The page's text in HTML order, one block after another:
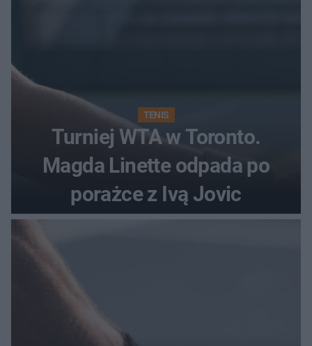
TENIS
Turniej WTA w Toronto.
Magda Linette odpada po
porażce z Ivą Jovic